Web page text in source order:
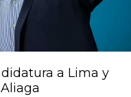
a Lima y